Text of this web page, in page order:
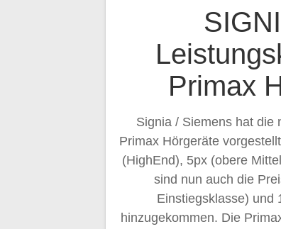
Primax
Signia / Siemens hat die
Primax Hörgeräte
(HighEnd), 5px (obere
sind nun auch die
Einstiegsklasse) und
hinzugekommen. Die